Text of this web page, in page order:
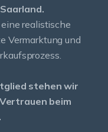
realistische
Vermarktung und
stehen wir
beim